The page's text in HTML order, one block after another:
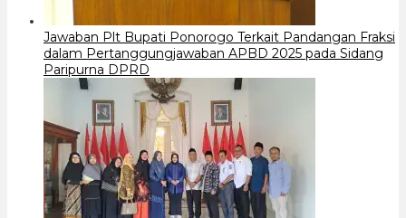
Jawaban Plt Bupati Ponorogo Terkait Pandangan Fraksi
dalam Pertanggungjawaban APBD 2025 pada Sidang
Paripurna DPRD